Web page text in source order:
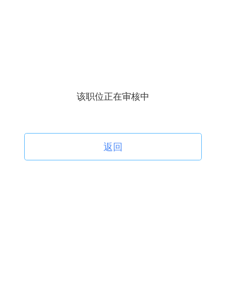
该职位正在审核中
返回